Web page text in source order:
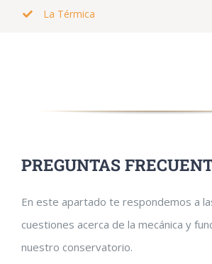
La Térmica
PREGUNTAS
En este apartado te respondemos a
cuestiones acerca de la mecánica y
nuestro conservatorio.